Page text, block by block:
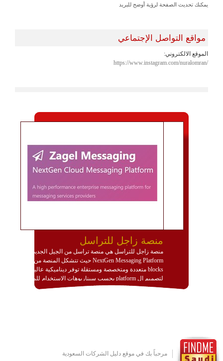
يمكنك تحديث الصفحة لرؤية أوضح للبريد
مواقع التواصل الإجتماعي
الموقع الالكتروني:
https://www.instagram.com/nuralomran/
منصة زاجل للتراسل
منصة زاجل للتراسل هي منصة تراسل من الجيل الجديد
NextGen Messaging Platform حيث تتشكل المنصة من
blocks متعددة ومتخصصة ومستقلة توفر ديناميكية عالية
لتصميم ال platform بحسب سيناريوهات الاستخدام للمنصة
وتتوافق مع النشر والاستثمار ضمن بيئة استضافة dedicated
http://www.plutosms.com/zagel
مرحباً بك في موقع دليل الشركات السعودية